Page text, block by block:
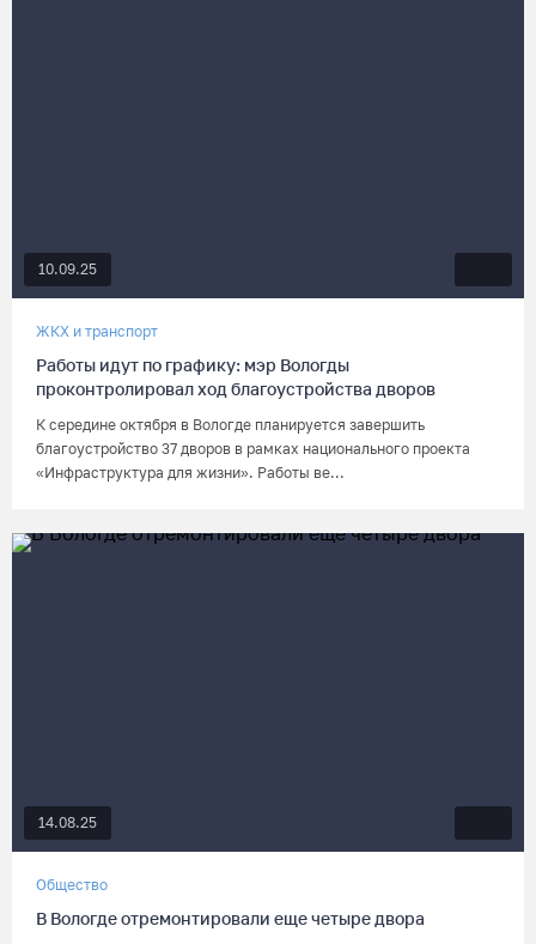
10.09.25
ЖКХ и транспорт
Работы идут по графику: мэр Вологды
проконтролировал ход благоустройства дворов
К середине октября в Вологде планируется завершить
благоустройство 37 дворов в рамках национального проекта
«Инфраструктура для жизни». Работы ве...
14.08.25
Общество
В Вологде отремонтировали еще четыре двора